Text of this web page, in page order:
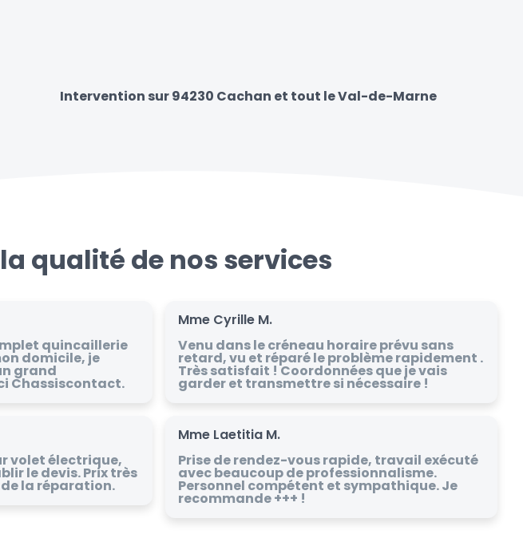
Intervention sur 94230 Cachan et tout le Val-de-Marne
qualité de nos services
quincaillerie
domicile, je
grand
Chassiscontact.
Mme Cyrille M.
Venu dans le créneau horaire prévu sans
retard, vu et réparé le problème rapidement .
Très satisfait ! Coordonnées que je vais
garder et transmettre si nécessaire !
volet électrique,
le devis. Prix très
la réparation.
Mme Laetitia M.
Prise de rendez-vous rapide, travail exécuté
avec beaucoup de professionnalisme.
Personnel compétent et sympathique. Je
recommande +++ !